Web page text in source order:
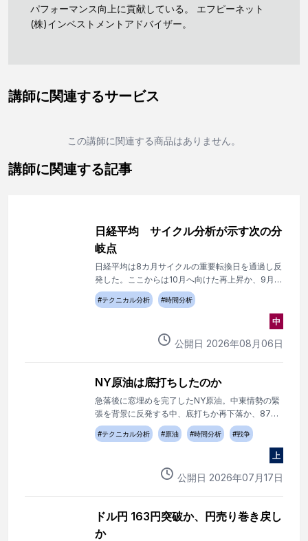
パフォーマンス向上に貢献している。 エフピーネット
(株)インベストメントアドバイザー。
講師に関連するサービス
この講師に関連する商品はありません。
講師に関連する記事
日経平均 サイクル分析が示す次の分
岐点
日経平均は8カ月サイクルの重要転換日を通過し反
発した。ここからは10月へ向けた再上昇か、9月末
へ向けた再調整かが焦点となる。
#テクニカル分析 #時間分析
中
公開日 2026年08 月06日
NY原油は底打ちしたのか
急落後に窓埋めを完了したNY原油。中東情勢の緊
張を背景に反発する中、底打ちか再下落か、87ド
ル攻防が焦点となる。
#テクニカル分析 #原油 #時間分析 #戦争
上
公開日 2026年07 月17日
ドル円 163円突破か、円売り巻き戻し
か